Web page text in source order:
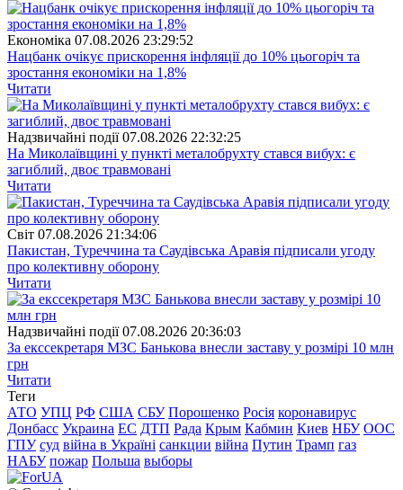
Економіка 07.08.2026 23:29:52
Нацбанк очікує прискорення інфляції до 10% цьогоріч та
зростання економіки на 1,8%
Читати
Надзвичайні події 07.08.2026 22:32:25
На Миколаївщині у пункті металобрухту стався вибух: є
загиблий, двоє травмовані
Читати
Свiт 07.08.2026 21:34:06
Пакистан, Туреччина та Саудівська Аравія підписали угоду
про колективну оборону
Читати
Надзвичайні події 07.08.2026 20:36:03
За екссекретаря МЗС Банькова внесли заставу у розмірі 10 млн
грн
Читати
Теги
АТО УПЦ РФ США СБУ Порошенко Росія коронавирус
Донбасс Украина ЕС ДТП Рада Крым Кабмин Киев НБУ ООС
ГПУ суд війна в Україні санкции війна Путин Трамп газ
НАБУ пожар Польша выборы